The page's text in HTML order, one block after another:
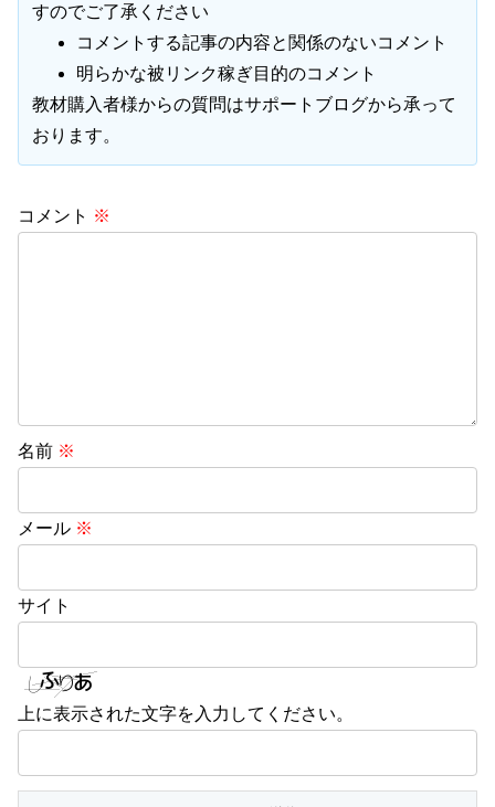
すのでご了承ください
コメントする記事の内容と関係のないコメント
明らかな被リンク稼ぎ目的のコメント
教材購入者様からの質問はサポートブログから承って
おります。
コメント ※
名前 ※
メール ※
サイト
上に表示された文字を入力してください。